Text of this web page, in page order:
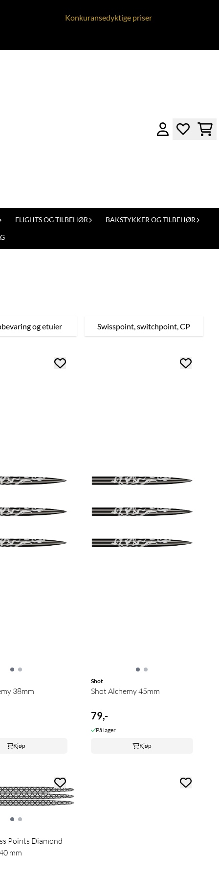
Konkuransedyktige priser
FLIGHTS OG TILBEHØR BAKSTYKKER OG TILBEHØR
og etuier Swisspoint, switchpoint, CP
38mm
Kjøp
Shot
Shot Alchemy 45mm
79,-
På lager
Kjøp
Points Diamond
mm